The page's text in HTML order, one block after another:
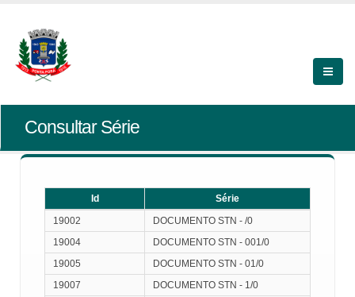
Consultar Série
Id
Série
Série
19002
DOCUMENTO STN - /0
19004
DOCUMENTO STN - 001/0
19005
DOCUMENTO STN - 01/0
19007
DOCUMENTO STN - 1/0